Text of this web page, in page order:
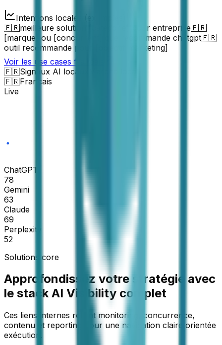
Intentions locales (exemples)
🇫🇷meilleure solution [categorie] pour entreprise🇫🇷
[marque] ou [concurrent] que recommande chatgpt🇫🇷
outil recommande pour [objectif marketing]
Voir les use cases francais
🇫🇷Signaux AI locaux
🇫🇷Francais
Live
ChatGPT
78
Gemini
63
Claude
69
Perplexity
52
Solutions core
Approfondissez votre stratégie avec
le stack AI Visibility complet
Ces liens internes relient monitoring, concurrence,
contenu et reporting pour une navigation claire orientée
exécution.